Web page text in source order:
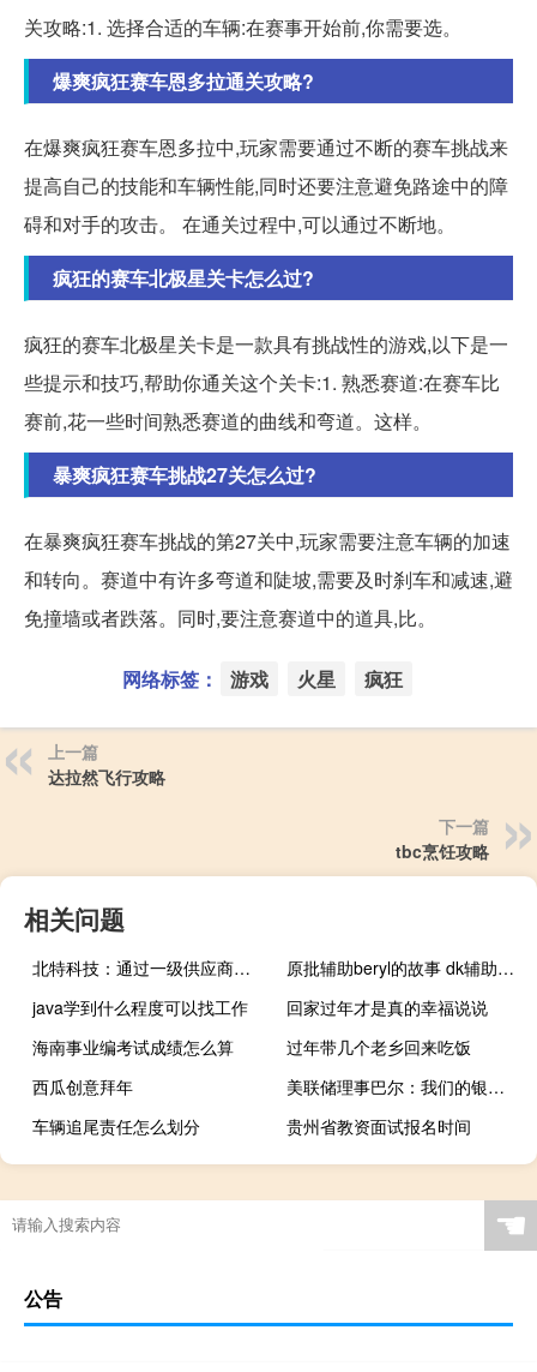
关攻略:1. 选择合适的车辆:在赛事开始前,你需要选。
爆爽疯狂赛车恩多拉通关攻略?
在爆爽疯狂赛车恩多拉中,玩家需要通过不断的赛车挑战来
提高自己的技能和车辆性能,同时还要注意避免路途中的障
碍和对手的攻击。 在通关过程中,可以通过不断地。
疯狂的赛车北极星关卡怎么过?
疯狂的赛车北极星关卡是一款具有挑战性的游戏,以下是一
些提示和技巧,帮助你通关这个关卡:1. 熟悉赛道:在赛车比
赛前,花一些时间熟悉赛道的曲线和弯道。这样。
暴爽疯狂赛车挑战27关怎么过?
在暴爽疯狂赛车挑战的第27关中,玩家需要注意车辆的加速
和转向。赛道中有许多弯道和陡坡,需要及时刹车和减速,避
免撞墙或者跌落。同时,要注意赛道中的道具,比。
网络标签： 游戏 火星 疯狂
上一篇
达拉然飞行攻略
下一篇
tbc烹饪攻略
相关问题
北特科技：通过一级供应商间接向华为问界系列车型配套供应产品占公司主营业务收入极小
原批辅助beryl的故事 dk辅助玩原神多入迷什么梗
java学到什么程度可以找工作
回家过年才是真的幸福说说
海南事业编考试成绩怎么算
过年带几个老乡回来吃饭
西瓜创意拜年
美联储理事巴尔：我们的银行体系是健全和有韧性的
车辆追尾责任怎么划分
贵州省教资面试报名时间
☚
公告